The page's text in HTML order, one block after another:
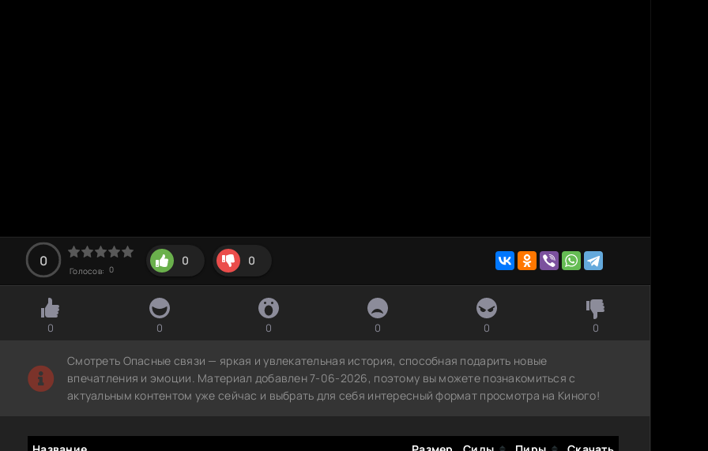
0
Голосов: 0
0 0
0 0 0 0 0 0
Смотреть Опасные связи — яркая и увлекательная история, способная подарить новые
впечатления и эмоции. Материал добавлен 7-06-2026, поэтому вы можете познакомиться с
актуальным контентом уже сейчас и выбрать для себя интересный формат просмотра на Киного!